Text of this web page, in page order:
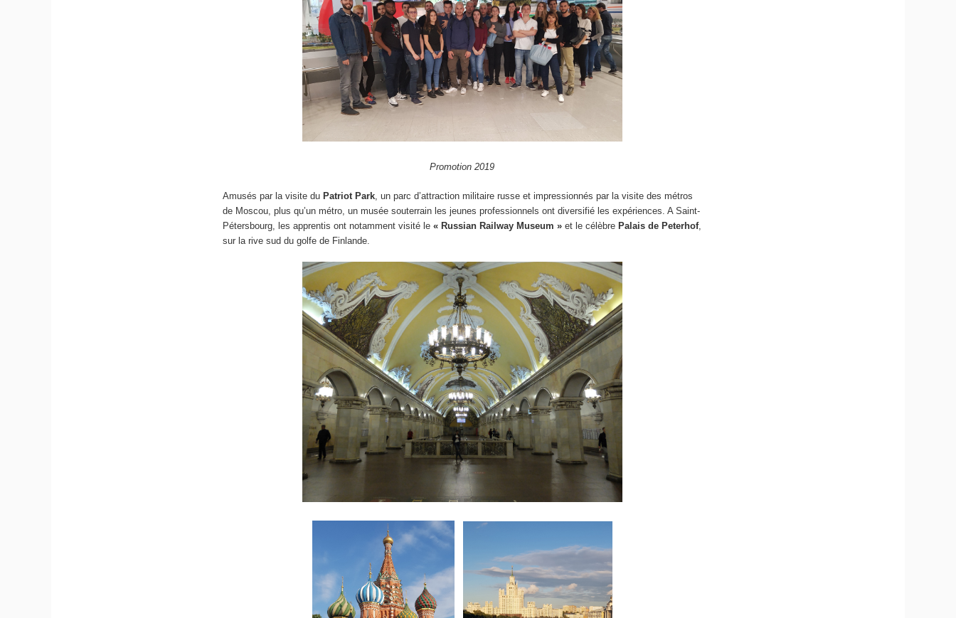
Promotion 2019
Amusés par la visite duPatriot Park , un parc d’attraction militaire russe et impressionnés par la visite des métros
de Moscou, plus qu’un métro, un musée souterrain les jeunes professionnels ont diversifié les expériences. A Saint-
Pétersbourg, les apprentis ont notamment visité le« Russian Railway Museum » et le célèbrePalais de Peterhof,
sur la rive sud du golfe de Finlande.